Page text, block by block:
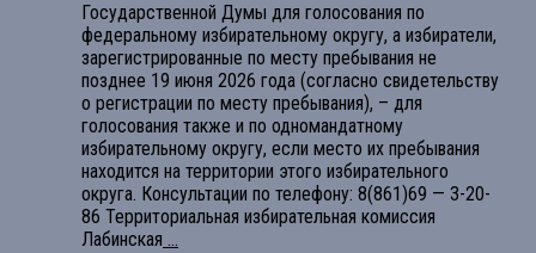
Государственной Думы для голосования по
федеральному избирательному округу, а избиратели,
зарегистрированные по месту пребывания не
позднее 19 июня 2026 года (согласно свидетельству
о регистрации по месту пребывания), – для
голосования также и по одномандатному
избирательному округу, если место их пребывания
находится на территории этого избирательного
округа. Консультации по телефону: 8(861)69 — 3-20-
86 Территориальная избирательная комиссия
Лабинская ...